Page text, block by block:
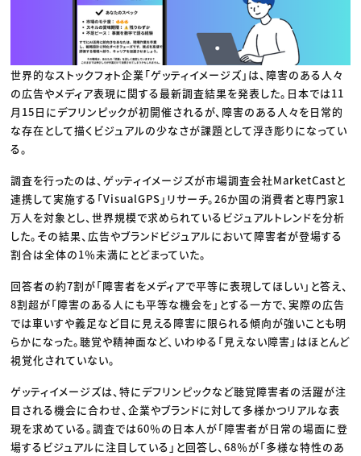
プロフェッショナル×つながる×メディア
世界的なストックフォト企業「ゲッティイメージズ」は、障害のある人々
の広告やメディア表現に関する最新調査結果を発表した。日本では11
月15日にデフリンピックが初開催されるが、障害のある人々を日常的
な存在として描くビジュアルの少なさが課題として浮き彫りになってい
る。
調査を行ったのは、ゲッティイメージズが市場調査会社MarketCastと
連携して実施する「VisualGPS」リサーチ。26か国の消費者と専門家1
万人を対象とし、世界規模で求められているビジュアルトレンドを分析
した。その結果、広告やブランドビジュアルにおいて障害者が登場する
割合は全体の1％未満にとどまっていた。
回答者の約7割が「障害者をメディアで平等に表現してほしい」と答え、
8割超が「障害のある人にも平等な機会を」とする一方で、実際の広告
では車いすや義足など目に見える障害に限られる傾向が強いことも明
らかになった。聴覚や精神面など、いわゆる「見えない障害」はほとんど
視覚化されていない。
ゲッティイメージズは、特にデフリンピックなど聴覚障害者の活躍が注
目される機会に合わせ、企業やブランドに対して多様かつリアルな表
現を求めている。調査では60％の日本人が「障害者が日常の場面に登
場するビジュアルに注目している」と回答し、68％が「多様な特性のあ